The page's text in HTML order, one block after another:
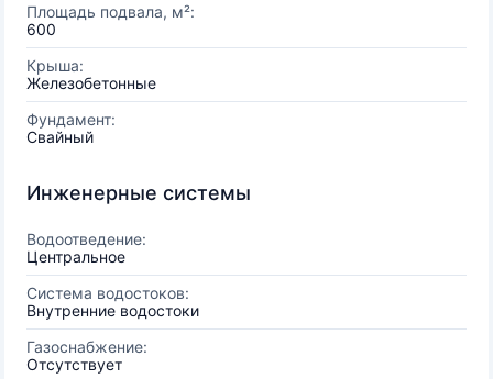
Площадь подвала, м²:
600
Крыша:
Железобетонные
Фундамент:
Свайный
Инженерные системы
Водоотведение:
Центральное
Система водостоков:
Внутренние водостоки
Газоснабжение:
Отсутствует